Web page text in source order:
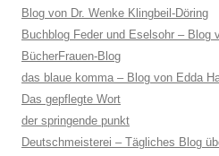
Blog von Dr. Wenke Klingbeil-Döring
Buchblog Feder und Eselsohr – Blog
BücherFrauen-Blog
das blaue komma – Blog von Edda
Das gepflegte Wort
der springende punkt
Deutschmeisterei – Tägliches Blog